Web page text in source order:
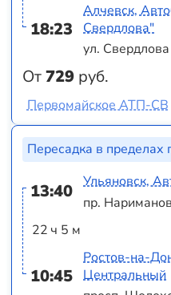
18:23
От729 руб.
Алчевск,
Свердлова"
ул. Свердлова
Первомайское АТП-СВ
Пересадка в пределах
13:40
22 ч 5 м
10:45
Ульяновск,
пр.
Ростов-на-
Центральный